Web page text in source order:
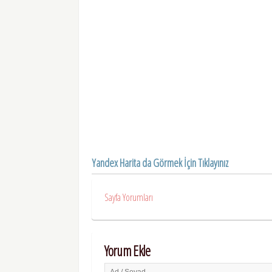
Yandex Harita da Görmek İçin Tıklayınız
Sayfa Yorumları
Yorum Ekle